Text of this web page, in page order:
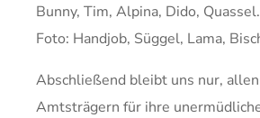
Bunny, Tim, Alpina, Dido,
Foto: Handjob, Süggel, Lama,
Abschließend bleibt uns nur,
Amtsträgern für ihre